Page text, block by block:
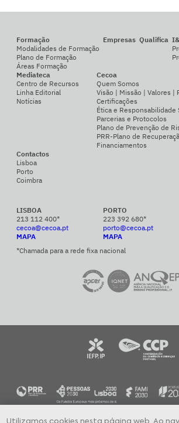
Formação
Modalidades de Formação
Plano de Formação
Áreas Formação
Empresas Qualifica
Mediateca
Centro de Recursos
Linha Editorial
Notícias
Cecoa
Quem Somos
Visão | Missão | Valores |
Certificações
Ética e Responsabilidade
Parcerias e Protocolos
Plano de Prevenção de
PRR-Plano de
Financiamentos
Contactos
Lisboa
Porto
Coimbra
LISBOA
213 112 400*
cecoa@cecoa.pt
MAPA
PORTO
223 392 680*
porto@cecoa.pt
MAPA
*Chamada para a rede fixa nacional
Utilizamos cookies nesta página web. Ao